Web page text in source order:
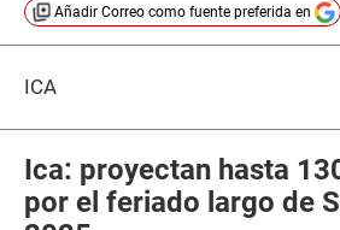
Añadir Correo como fuente preferida en
ICA
Ica: proyectan hasta
por el feriado largo de